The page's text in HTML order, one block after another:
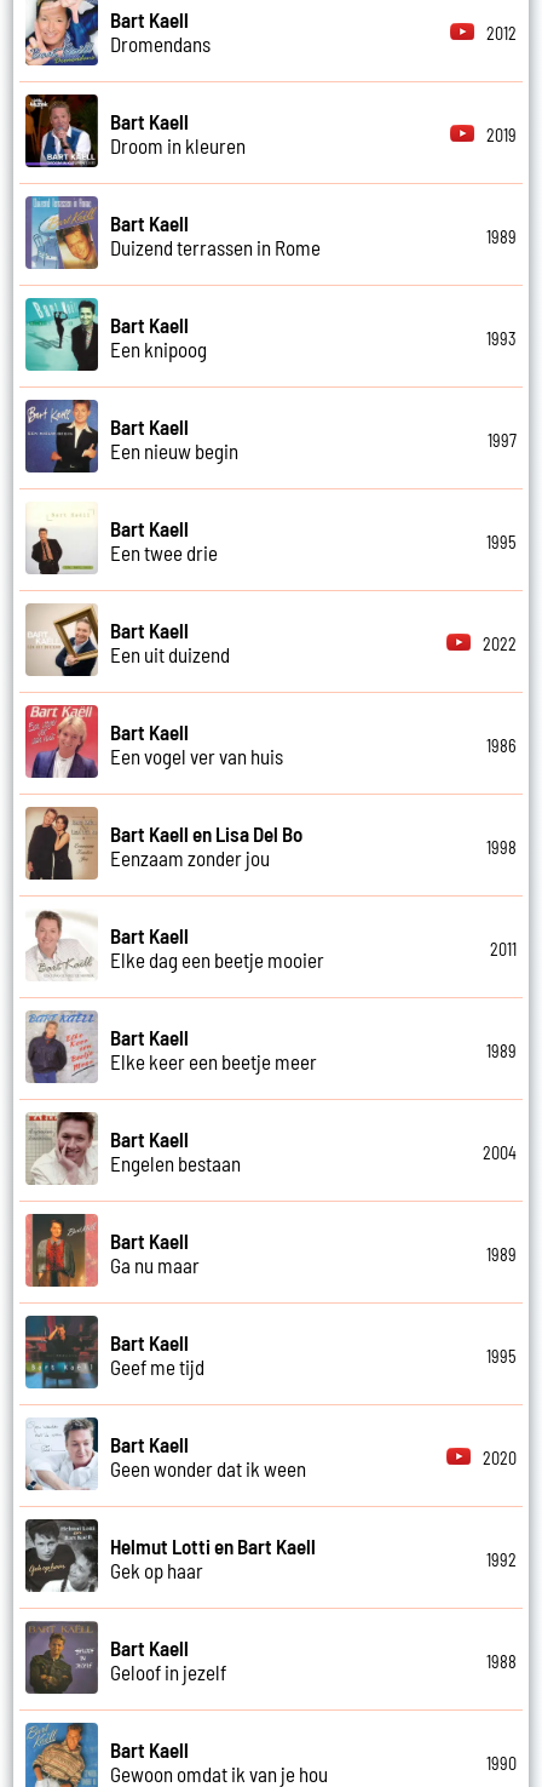
Bart Kaell
Dromendans
2012
Bart Kaell
Droom in kleuren
2019
Bart Kaell
Duizend terrassen in Rome
1989
Bart Kaell
Een knipoog
1993
Bart Kaell
Een nieuw begin
1997
Bart Kaell
Een twee drie
1995
Bart Kaell
Een uit duizend
2022
Bart Kaell
Een vogel ver van huis
1986
Bart Kaell en Lisa Del Bo
Eenzaam zonder jou
1998
Bart Kaell
Elke dag een beetje mooier
2011
Bart Kaell
Elke keer een beetje meer
1989
Bart Kaell
Engelen bestaan
2004
Bart Kaell
Ga nu maar
1989
Bart Kaell
Geef me tijd
1995
Bart Kaell
Geen wonder dat ik ween
2020
Helmut Lotti en Bart Kaell
Gek op haar
1992
Bart Kaell
Geloof in jezelf
1988
Bart Kaell
Gewoon omdat ik van je hou
1990